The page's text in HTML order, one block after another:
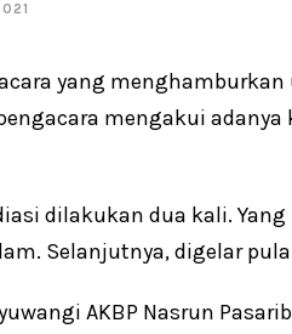
yang
mengakui
dilakukan dua kali.
Selanjutnya, digelar
AKBP Nasrun